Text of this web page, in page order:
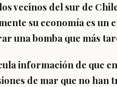
vecinos del sur de
su economía es un
una bomba que más
información de que
de mar que no han